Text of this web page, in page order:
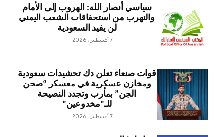
سياسي أنصار الله: الهروب إلى الأمام
والتهرب من استحقاقات الشعب اليمني
لن يفيد السعودية
7 أغسطس، 2026
قوات صنعاء تعلن دك تحشيدات سعودية
ومخازن عسكرية في معسكر “صحن
الجن” بمأرب وتجدد النصيحة
للـ”مخدوعين”
7 أغسطس، 2026